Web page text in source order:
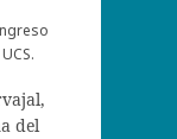
del